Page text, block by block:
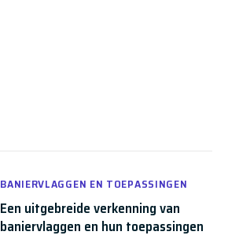
BANIERVLAGGEN EN TOEPASSINGEN
Een uitgebreide verkenning van
baniervlaggen en hun toepassingen